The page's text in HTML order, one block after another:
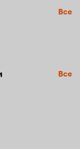
диверсантами
Все
Все